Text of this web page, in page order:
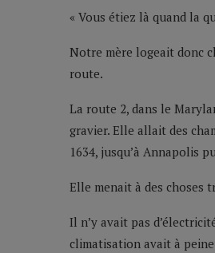
« Vous étiez là quand la
Notre mère logeait donc
route.
La route 2, dans le
gravier. Elle allait des
1634, jusqu’à Annapolis
Elle menait à des choses
Il n’y avait pas
climatisation avait à